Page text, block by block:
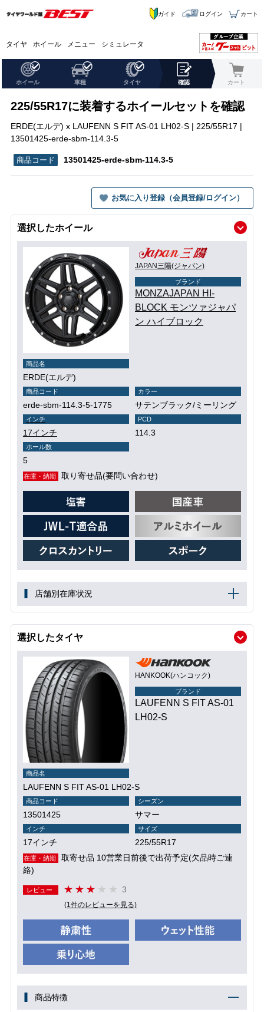
タイヤ ホイール メニュー シミュレータ
ガイド ログイン カート
ホイール 車種 タイヤ 確認 カート
225/55R17に装着するホイールセットを確認
ERDE(エルデ) x LAUFENN S FIT AS-01 LH02-S | 225/55R17 |
13501425-erde-sbm-114.3-5
13501425-erde-sbm-114.3-5
お気に入り登録（会員登録/ログイン）
選択したホイール
JAPAN三陽(ジャパン)
ブランド
MONZAJAPAN HI-
BLOCK モンツァジャパ
ン ハイブロック
商品名
ERDE(エルデ)
商品コード
erde-sbm-114.3-5-1775
カラー
サテンブラック/ミーリング
インチ
17インチ
PCD
114.3
ホール数
5
在庫・納期 取り寄せ品(要問い合わせ)
店舗別在庫状況
選択したタイヤ
HANKOOK(ハンコック)
ブランド
LAUFENN S FIT AS-01
LH02-S
商品名
LAUFENN S FIT AS-01 LH02-S
商品コード
13501425
シーズン
サマー
インチ
17インチ
サイズ
225/55R17
在庫・納期
取寄せ品 10営業日前後で出荷予定(欠品時ご連
絡)
レビュー 3
(1件のレビューを見る)
商品特徴